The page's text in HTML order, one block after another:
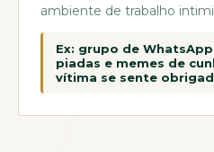
ambiente de trabalho
Ex: grupo de
piadas e memes de
vítima se sente